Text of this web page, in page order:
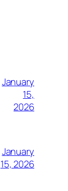
January
15,
2026
January
15, 2026